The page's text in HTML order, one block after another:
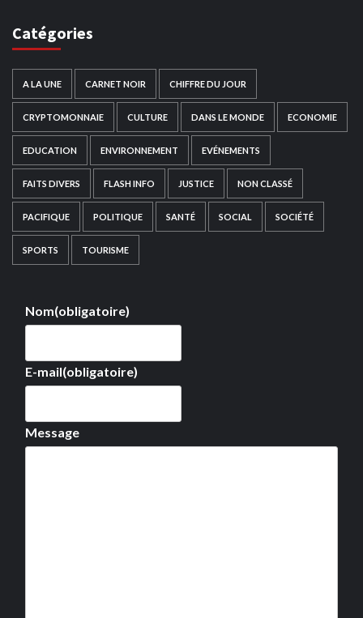
Catégories
A LA UNE CARNET NOIR CHIFFRE DU JOUR
CRYPTOMONNAIE CULTURE DANS LE MONDE ECONOMIE
EDUCATION ENVIRONNEMENT EVÉNEMENTS
FAITS DIVERS FLASH INFO JUSTICE NON CLASSÉ
PACIFIQUE POLITIQUE SANTÉ SOCIAL SOCIÉTÉ
SPORTS TOURISME
Nom(obligatoire)
E-mail(obligatoire)
Message